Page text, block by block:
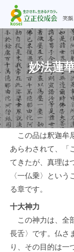
テ
ン
ツ
へ
ス
キ
ッ
プ
立
正
佼
成
会
横
浜
教
会
笑
顔
と
涙
に
よ
り
そ
う
妙法蓮
妙
法
蓮
華
経
如
来
この品は釈迦牟
あらわされて、「
てきたが、真理は
〈一仏乗〉とい
る章です。
十大神力
この神力は、全
長舌〉です。仏さ
り、その目的は一
立
正
佼
成
会
横
浜
教
会